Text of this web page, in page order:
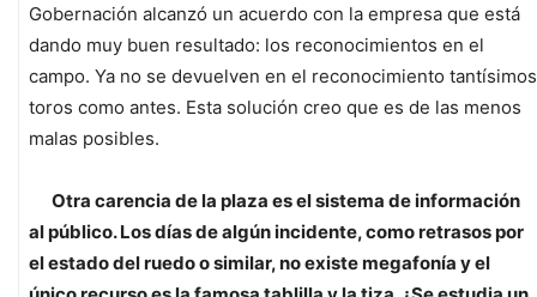
Gobernación alcanzó un acuerdo con la empresa que está
dando muy buen resultado: los reconocimientos en el
campo. Ya no se devuelven en el reconocimiento tantísimos
toros como antes. Esta solución creo que es de las menos
malas posibles.
Otra carencia de la plaza es el sistema de información
al público. Los días de algún incidente, como retrasos por
el estado del ruedo o similar, no existe megafonía y el